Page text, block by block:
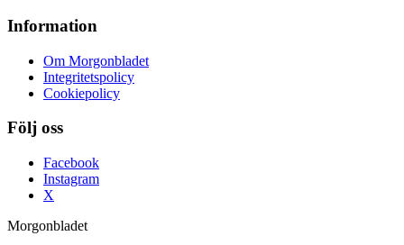
Information
Om Morgonbladet
Integritetspolicy
Cookiepolicy
Följ oss
Facebook
Instagram
X
Morgonbladet